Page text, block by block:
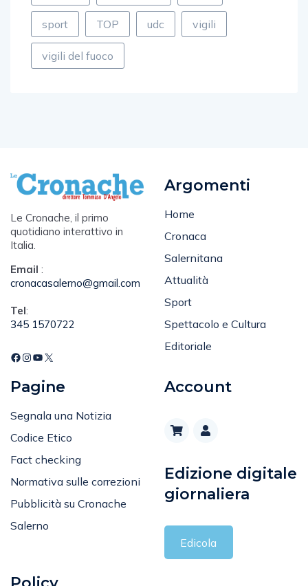
sport TOP udc vigili
vigili del fuoco
Le Cronache, il primo
quotidiano interattivo in
Italia.
Email :
cronacasalerno@gmail.com
Tel:
345 1570722
Argomenti
Home
Cronaca
Salernitana
Attualità
Sport
Spettacolo e Cultura
Editoriale
Pagine
Segnala una Notizia
Codice Etico
Fact checking
Normativa sulle correzioni
Pubblicità su Cronache
Salerno
Account
Edizione digitale
giornaliera
Edicola